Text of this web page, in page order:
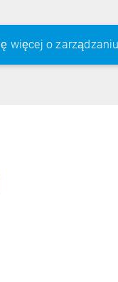
więcej o